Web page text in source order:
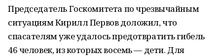
Председатель Госкомитета по чрезвычайным
ситуациям Кирилл Первов доложил, что
спасателям уже удалось предотвратить гибель
46 человек, из которых восемь — дети. Для